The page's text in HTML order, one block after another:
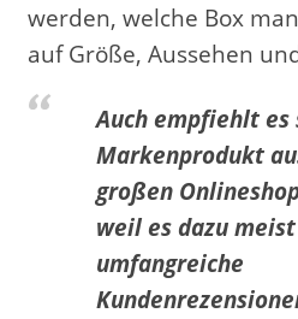
werden, welche Box
auf Größe, Aussehen
Auch empfiehlt
Markenprodukt
großen
weil es dazu meist
umfangreiche